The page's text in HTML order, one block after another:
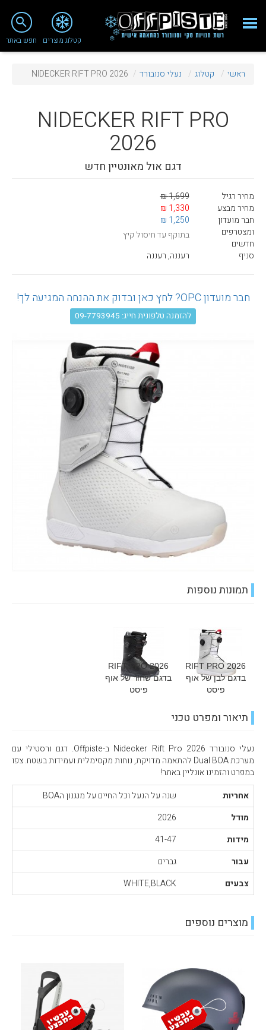
close
ציוד סנובורד
טיפולים ושירות
מועדון לקוחות
TeamOPC
עגלת קניות
קטלוג מוצרים
search
חפש באתר
ראשי קטלוג נעלי סנובורד NIDECKER RIFT PRO 2026
תמונות נוספות
RIFT PRO 2026
בדגם לבן של אוף
פיסט
RIFT PRO 2026
בדגם שחור של אוף
פיסט
NIDECKER RIFT PRO
2026
דגם אול מאונטיין חדש
מחיר רגיל
1,699 ₪
מחיר מבצע
1,330 ₪
חבר מועדון
ומצטרפים
חדשים
1,250 ₪
בתוקף עד חיסול קיץ
סניף
רעננה, רעננה
חבר מועדון OPC? לחץ כאן ובדוק את ההנחה המגיעה לך!
להזמנה טלפונית חייג: 09-7793945
תיאור ומפרט טכני
נעלי סנובורד Nidecker Rift Pro 2026 ב-Offpiste. דגם ורסטילי עם
מערכת Dual BOA להתאמה מדויקת, נוחות מקסימלית ועמידות בשטח. צפו
במפרט והזמינו אונליין באתר!
אחריות
שנה על הנעל וכל החיים על מנגנון הBOA
מודל
2026
מידות
41-47
עבור
גברים
צבעים
WHITE,BLACK
מוצרים נוספים